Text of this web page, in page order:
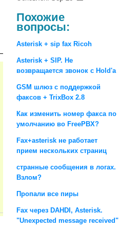
Похожие
вопросы:
Asterisk + sip fax Ricoh
Asterisk + SIP. Не
возвращается звонок с Hold'а
GSM шлюз с поддержкой
факсов + TrixBox 2.8
Как изменить номер факса по
умолчанию во FreePBX?
Fax+asterisk не работает
прием нескольких страниц
странные сообщения в логах.
Взлом?
Пропали все пиры
Fax через DAHDI, Asterisk.
"Unexpected message received"